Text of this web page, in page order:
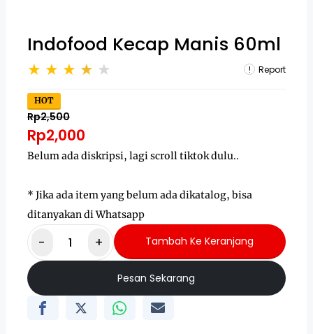
Indofood Kecap Manis 60ml
Report
HOT
Rp2,500
Rp2,000
Belum ada diskripsi, lagi scroll tiktok dulu..
* Jika ada item yang belum ada dikatalog, bisa
ditanyakan di Whatsapp
- + Tambah Ke Keranjang
Pesan Sekarang